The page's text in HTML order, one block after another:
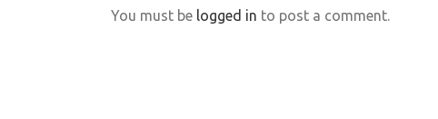
You must be logged in to post a comment.